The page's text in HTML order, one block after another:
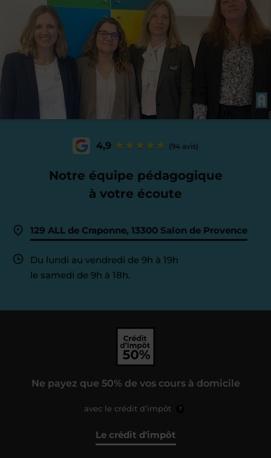
4,9 (94 avis)
Notre équipe pédagogique
à votre écoute
129 ALL de Craponne, 13300 Salon de Provence
Du lundi au vendredi de 9h à 19h
le samedi de 9h à 18h.
Ne payez que 50% de vos cours à domicile
avec le crédit d’impôt ?
Le crédit d'impôt